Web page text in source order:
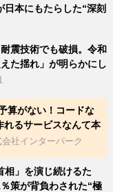
本にもたらした“深刻
震技術でも破損。令和
た揺れ」が明らかにし
算がない！コードな
れるサービスなんて本
会社インターパーク
相」を演じ続けるた
策が背負わされた“極